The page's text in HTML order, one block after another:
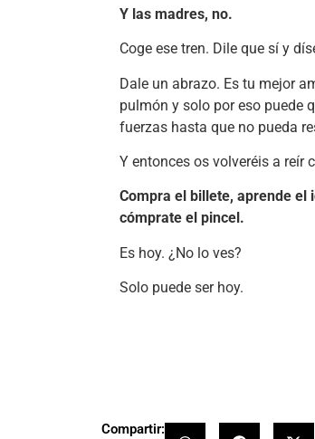
Y las madres, no.
Coge ese tren. Dile que sí y
Dale un abrazo. Es tu mejor
pulmón y solo por eso puede
fuerzas hasta que no pueda
Y entonces os volveréis a reír
Compra el billete, aprende el
cómprate el pincel.
Es hoy. ¿No lo ves?
Solo puede ser hoy.
-
Compartir: